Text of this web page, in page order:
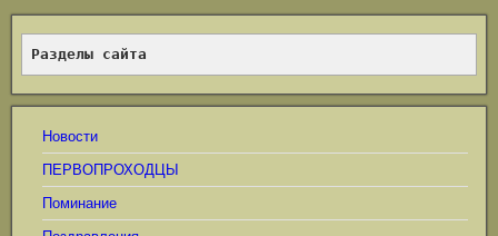
Разделы сайта
Новости
ПЕРВОПРОХОДЦЫ
Поминание